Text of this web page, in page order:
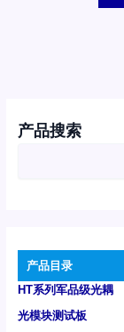
产品搜索
产品目录
HT系列军品级光耦
光模块测试板